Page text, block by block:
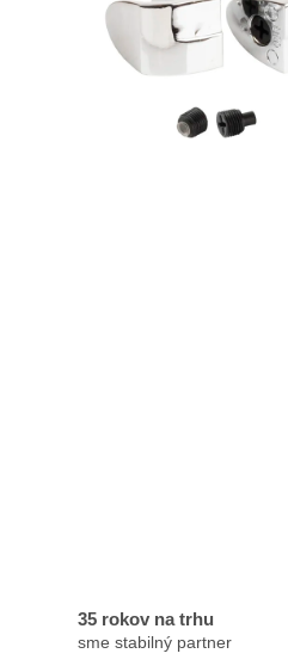
35 rokov na trhu
sme stabilný partner